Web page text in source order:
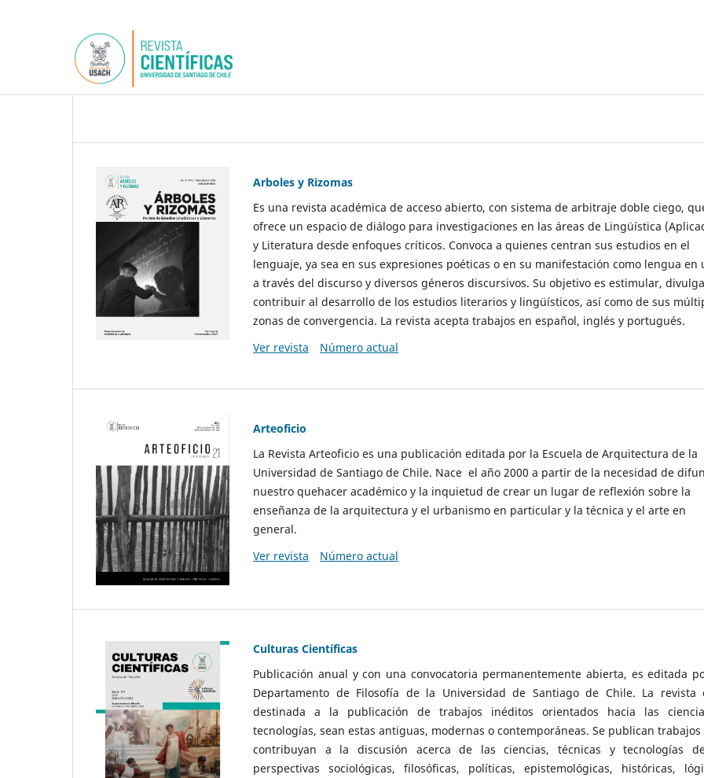
Arboles y Rizomas
Es una revista académica de acceso abierto, con sistema de arbitraje doble ciego,
ofrece un espacio de diálogo para investigaciones en las áreas de Lingüística
y Literatura desde enfoques críticos. Convoca a quienes centran sus estudios en el
lenguaje, ya sea en sus expresiones poéticas o en su manifestación como lengua en
a través del discurso y diversos géneros discursivos. Su objetivo es estimular,
contribuir al desarrollo de los estudios literarios y lingüísticos, así como de sus
zonas de convergencia. La revista acepta trabajos en español, inglés y portugués.
Ver revista
Número actual
Arteoficio
La Revista Arteoficio es una publicación editada por la Escuela de Arquitectura de la
Universidad de Santiago de Chile. Nace el año 2000 a partir de la necesidad de
nuestro quehacer académico y la inquietud de crear un lugar de reflexión sobre la
enseñanza de la arquitectura y el urbanismo en particular y la técnica y el arte en
general.
Ver revista
Número actual
Culturas Científicas
Publicación anual y con una convocatoria permanentemente abierta, es editada
Departamento de Filosofía de la Universidad de Santiago de Chile. La revista
destinada a la publicación de trabajos inéditos orientados hacia las
tecnologías, sean estas antiguas, modernas o contemporáneas. Se publican
contribuyan a la discusión acerca de las ciencias, técnicas y tecnologías
perspectivas sociológicas, filosóficas, políticas, epistemológicas, históricas,